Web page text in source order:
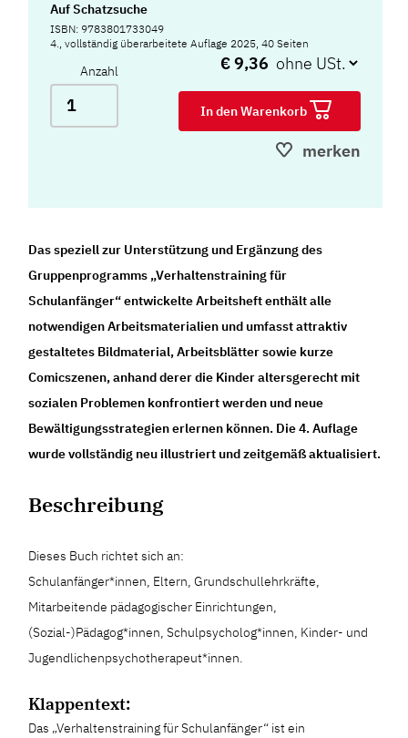
Auf Schatzsuche
ISBN: 9783801733049
4., vollständig überarbeitete Auflage 2025, 40 Seiten
Anzahl € 9,36
In den Warenkorb
merken
Das speziell zur Unterstützung und Ergänzung des
Gruppenprogramms „Verhaltenstraining für
Schulanfänger“ entwickelte Arbeitsheft enthält alle
notwendigen Arbeitsmaterialien und umfasst attraktiv
gestaltetes Bildmaterial, Arbeitsblätter sowie kurze
Comicszenen, anhand derer die Kinder altersgerecht mit
sozialen Problemen konfrontiert werden und neue
Bewältigungsstrategien erlernen können. Die 4. Auflage
wurde vollständig neu illustriert und zeitgemäß aktualisiert.
Beschreibung
Dieses Buch richtet sich an:
Schulanfänger*innen, Eltern, Grundschullehrkräfte,
Mitarbeitende pädagogischer Einrichtungen,
(Sozial-)Pädagog*innen, Schulpsycholog*innen, Kinder- und
Jugendlichenpsychotherapeut*innen.
Klappentext:
Das „Verhaltenstraining für Schulanfänger“ ist ein